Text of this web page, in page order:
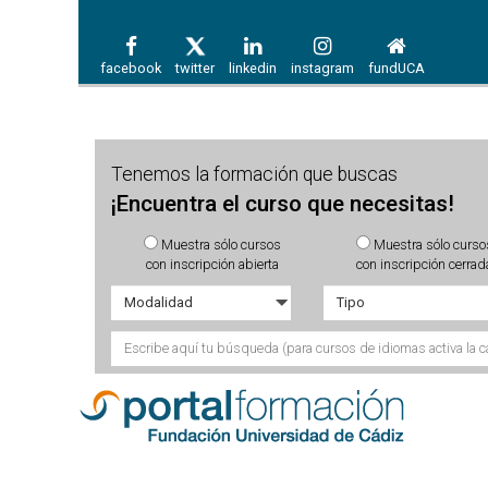
facebook twitter linkedin instagram fundUCA
Tenemos la formación que buscas
¡Encuentra el curso que necesitas!
Muestra sólo cursos
con inscripción abierta
Muestra sólo
con inscripción